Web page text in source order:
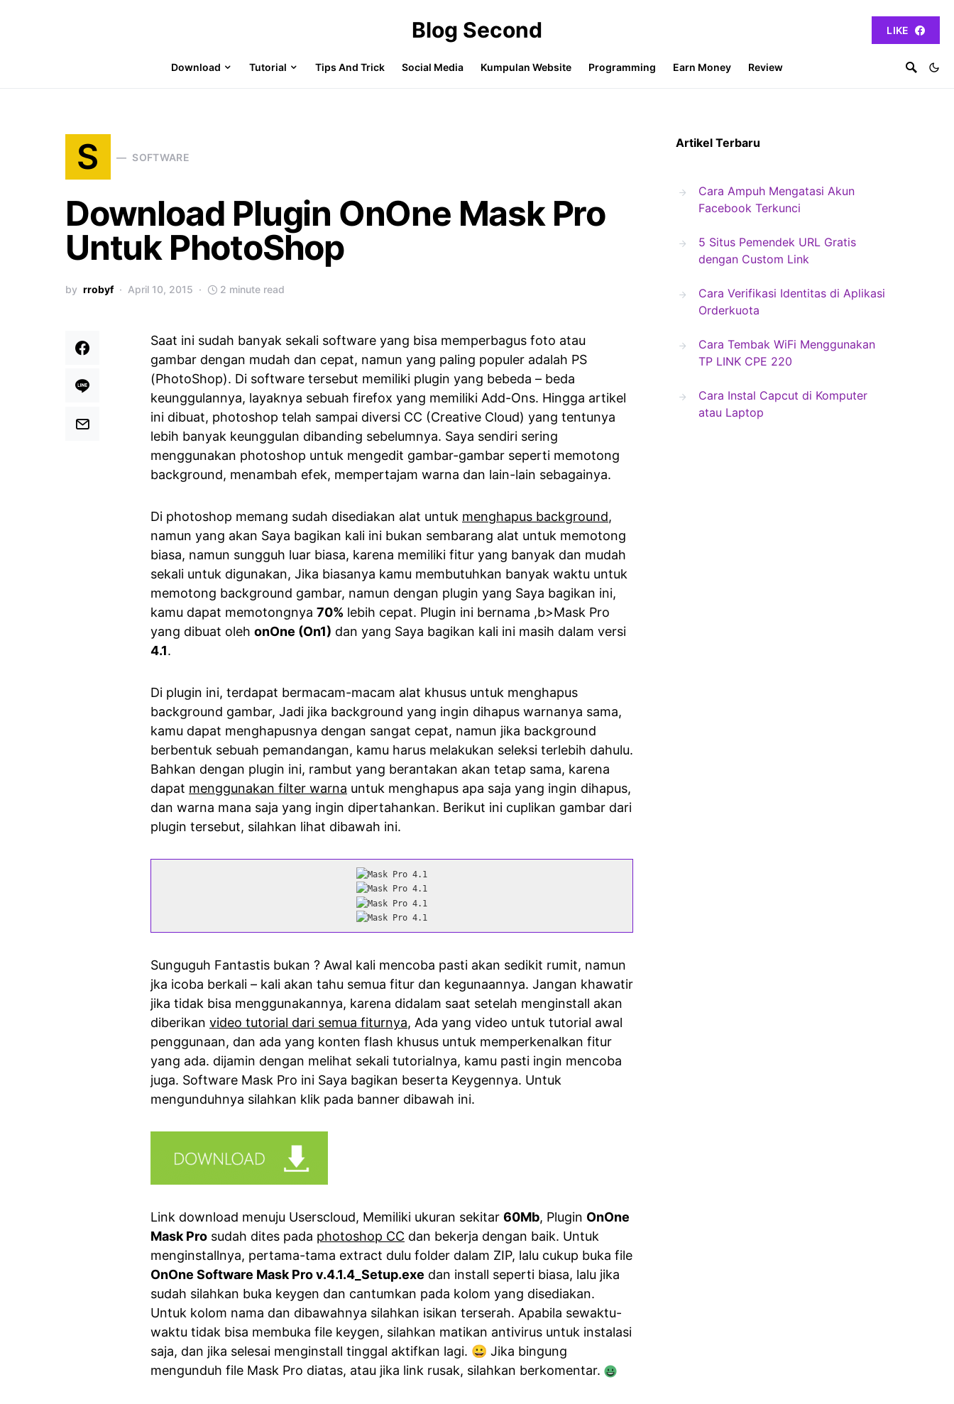
Blog Second LIKE
Download Tutorial Tips And Trick Social Media Kumpulan Website Programming Earn Money Review
S SOFTWARE
Download Plugin OnOne Mask Pro
Untuk PhotoShop
by rrobyf April 10, 2015 2 minute read
Saat ini sudah banyak sekali software yang bisa memperbagus foto atau
gambar dengan mudah dan cepat, namun yang paling populer adalah PS
(PhotoShop). Di software tersebut memiliki plugin yang bebeda – beda
keunggulannya, layaknya sebuah firefox yang memiliki Add-Ons. Hingga artikel
ini dibuat, photoshop telah sampai diversi CC (Creative Cloud) yang tentunya
lebih banyak keunggulan dibanding sebelumnya. Saya sendiri sering
menggunakan photoshop untuk mengedit gambar-gambar seperti memotong
background, menambah efek, mempertajam warna dan lain-lain sebagainya.
Di photoshop memang sudah disediakan alat untuk menghapus background,
namun yang akan Saya bagikan kali ini bukan sembarang alat untuk memotong
biasa, namun sungguh luar biasa, karena memiliki fitur yang banyak dan mudah
sekali untuk digunakan, Jika biasanya kamu membutuhkan banyak waktu untuk
memotong background gambar, namun dengan plugin yang Saya bagikan ini,
kamu dapat memotongnya 70% lebih cepat. Plugin ini bernama ,b>Mask Pro
yang dibuat oleh onOne (On1) dan yang Saya bagikan kali ini masih dalam versi
4.1.
Di plugin ini, terdapat bermacam-macam alat khusus untuk menghapus
background gambar, Jadi jika background yang ingin dihapus warnanya sama,
kamu dapat menghapusnya dengan sangat cepat, namun jika background
berbentuk sebuah pemandangan, kamu harus melakukan seleksi terlebih dahulu.
Bahkan dengan plugin ini, rambut yang berantakan akan tetap sama, karena
dapat menggunakan filter warna untuk menghapus apa saja yang ingin dihapus,
dan warna mana saja yang ingin dipertahankan. Berikut ini cuplikan gambar dari
plugin tersebut, silahkan lihat dibawah ini.
Sunguguh Fantastis bukan ? Awal kali mencoba pasti akan sedikit rumit, namun
jka icoba berkali – kali akan tahu semua fitur dan kegunaannya. Jangan khawatir
jika tidak bisa menggunakannya, karena didalam saat setelah menginstall akan
diberikan video tutorial dari semua fiturnya, Ada yang video untuk tutorial awal
penggunaan, dan ada yang konten flash khusus untuk memperkenalkan fitur
yang ada. dijamin dengan melihat sekali tutorialnya, kamu pasti ingin mencoba
juga. Software Mask Pro ini Saya bagikan beserta Keygennya. Untuk
mengunduhnya silahkan klik pada banner dibawah ini.
Link download menuju Userscloud, Memiliki ukuran sekitar 60Mb, Plugin OnOne
Mask Pro sudah dites pada photoshop CC dan bekerja dengan baik. Untuk
menginstallnya, pertama-tama extract dulu folder dalam ZIP, lalu cukup buka file
OnOne Software Mask Pro v.4.1.4_Setup.exe dan install seperti biasa, lalu jika
sudah silahkan buka keygen dan cantumkan pada kolom yang disediakan.
Untuk kolom nama dan dibawahnya silahkan isikan terserah. Apabila sewaktu-
waktu tidak bisa membuka file keygen, silahkan matikan antivirus untuk instalasi
saja, dan jika selesai menginstall tinggal aktifkan lagi. 😀 Jika bingung
mengunduh file Mask Pro diatas, atau jika link rusak, silahkan berkomentar.
Artikel Terbaru
Cara Ampuh Mengatasi Akun
Facebook Terkunci
5 Situs Pemendek URL Gratis
dengan Custom Link
Cara Verifikasi Identitas di Aplikasi
Orderkuota
Cara Tembak WiFi Menggunakan
TP LINK CPE 220
Cara Instal Capcut di Komputer
atau Laptop